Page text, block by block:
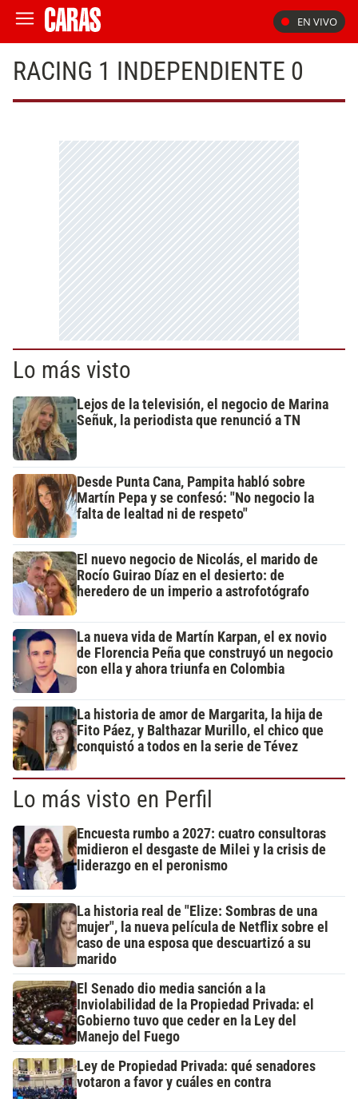
EN VIVO
RACING 1 INDEPENDIENTE 0
Lo más visto
Lejos de la televisión, el negocio de Marina
Señuk, la periodista que renunció a TN
Desde Punta Cana, Pampita habló sobre
Martín Pepa y se confesó: "No negocio la
falta de lealtad ni de respeto"
El nuevo negocio de Nicolás, el marido de
Rocío Guirao Díaz en el desierto: de
heredero de un imperio a astrofotógrafo
La nueva vida de Martín Karpan, el ex novio
de Florencia Peña que construyó un negocio
con ella y ahora triunfa en Colombia
La historia de amor de Margarita, la hija de
Fito Páez, y Balthazar Murillo, el chico que
conquistó a todos en la serie de Tévez
Lo más visto en Perfil
Encuesta rumbo a 2027: cuatro consultoras
midieron el desgaste de Milei y la crisis de
liderazgo en el peronismo
La historia real de "Elize: Sombras de una
mujer", la nueva película de Netflix sobre el
caso de una esposa que descuartizó a su
marido
El Senado dio media sanción a la
Inviolabilidad de la Propiedad Privada: el
Gobierno tuvo que ceder en la Ley del
Manejo del Fuego
Ley de Propiedad Privada: qué senadores
votaron a favor y cuáles en contra